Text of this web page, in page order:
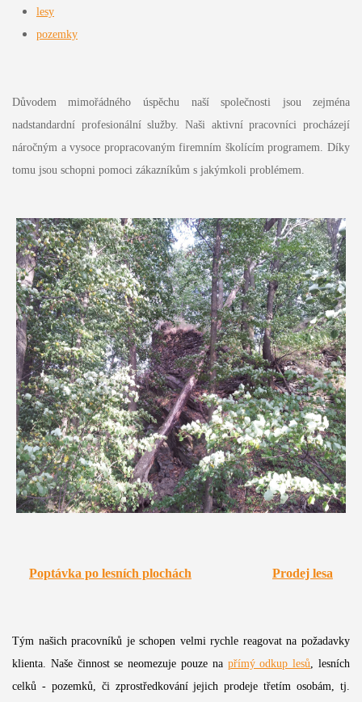
lesy
pozemky
Důvodem mimořádného úspěchu naší společnosti jsou zejména
nadstandardní profesionální služby. Naši aktivní pracovníci procházejí
náročným a vysoce propracovaným firemním školícím programem. Díky
tomu jsou schopni pomoci zákazníkům s jakýmkoli problémem.
Poptávka po lesních plochách Prodej lesa
Tým našich pracovníků je schopen velmi rychle reagovat na požadavky
klienta. Naše činnost se neomezuje pouze na přímý odkup lesů, lesních
celků - pozemků, či zprostředkování jejich prodeje třetím osobám, tj.